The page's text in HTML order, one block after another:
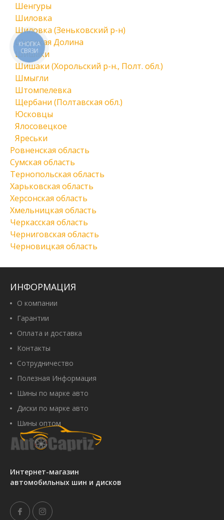
Шенгуры
Шиловка
Шиловка (Зеньковский р-н)
Широкая Долина
Шишаки
Шишаки (Хорольский р-н., Полт. обл.)
Шмыгли
Штомпелевка
Щербани (Полтавская обл.)
Юсковцы
Ялосовецкое
Яреськи
Ровненская область
Сумская область
Тернопольская область
Харьковская область
Херсонская область
Хмельницкая область
Черкасская область
Черниговская область
Черновицкая область
Интернет-магазин
автомобильных шин и дисков
ИНФОРМАЦИЯ
О компании
Гарантии
Оплата и доставка
Контакты
Сотрудничество
Полезная Информация
Шины по марке авто
Диски по марке авто
Шины оптом
КНОПКА
СВЯЗИ